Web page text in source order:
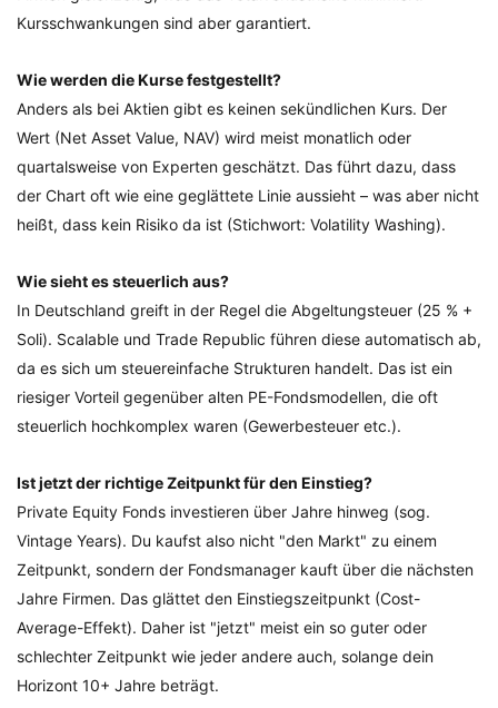
Kursschwankungen sind aber garantiert.
Wie werden die Kurse festgestellt?
Anders als bei Aktien gibt es keinen sekündlichen Kurs. Der
Wert (Net Asset Value, NAV) wird meist monatlich oder
quartalsweise von Experten geschätzt. Das führt dazu, dass
der Chart oft wie eine geglättete Linie aussieht – was aber nicht
heißt, dass kein Risiko da ist (Stichwort: Volatility Washing).
Wie sieht es steuerlich aus?
In Deutschland greift in der Regel die Abgeltungsteuer (25 % +
Soli). Scalable und Trade Republic führen diese automatisch ab,
da es sich um steuereinfache Strukturen handelt. Das ist ein
riesiger Vorteil gegenüber alten PE-Fondsmodellen, die oft
steuerlich hochkomplex waren (Gewerbesteuer etc.).
Ist jetzt der richtige Zeitpunkt für den Einstieg?
Private Equity Fonds investieren über Jahre hinweg (sog.
Vintage Years). Du kaufst also nicht "den Markt" zu einem
Zeitpunkt, sondern der Fondsmanager kauft über die nächsten
Jahre Firmen. Das glättet den Einstiegszeitpunkt (Cost-
Average-Effekt). Daher ist "jetzt" meist ein so guter oder
schlechter Zeitpunkt wie jeder andere auch, solange dein
Horizont 10+ Jahre beträgt.